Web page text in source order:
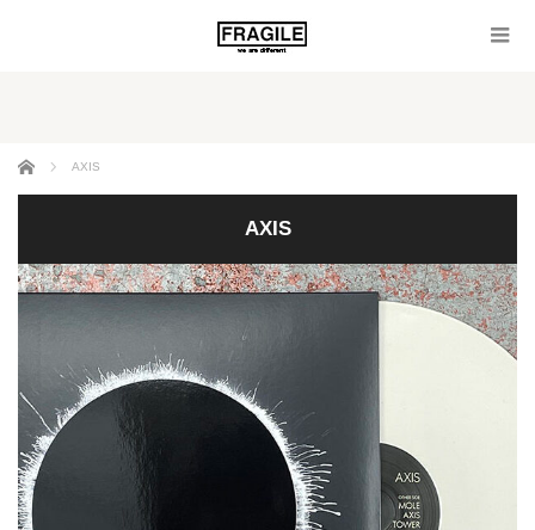
ホーム AXIS
AXIS